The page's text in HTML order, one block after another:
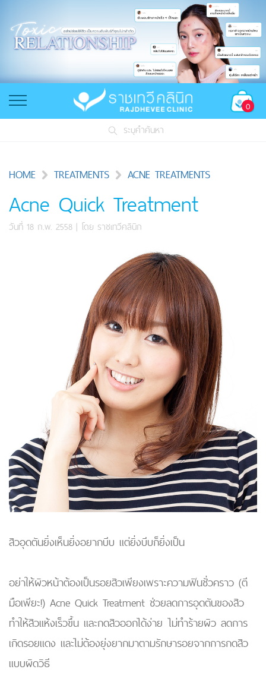
0
ระบุคำค้นหา
HOME TREATMENTS ACNE TREATMENTS
Acne Quick Treatment
วันที่ 18 ก.พ. 2558 | โดย ราชเทวีคลินิก
สิวอุดตันยิ่งเห็นยิ่งอยากบีบ แต่ยิ่งบีบก็ยิ่งเป็น
อย่าให้ผิวหน้าต้องเป็นรอยสิวเพียงเพราะความฟินชั่วคราว (ตี
มือเพียะ!) Acne Quick Treatment ช่วยลดการอุดตันของสิว
ทำให้สิวแห้งเร็วขึ้น และกดสิวออกได้ง่าย ไม่ทำร้ายผิว ลดการ
เกิดรอยแดง และไม่ต้องยุ่งยากมาตามรักษารอยจากการกดสิว
แบบผิดวิธี